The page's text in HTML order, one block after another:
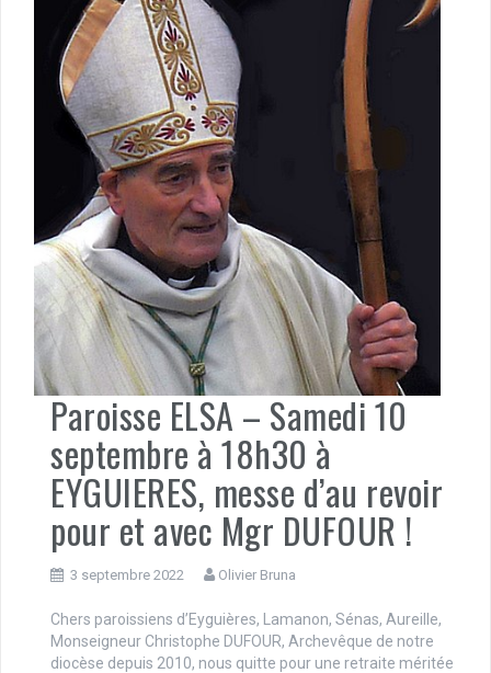
Paroisse ELSA – Samedi 10
septembre à 18h30 à
EYGUIERES, messe d’au revoir
pour et avec Mgr DUFOUR !
3 septembre 2022 Olivier Bruna
Chers paroissiens d’Eyguières, Lamanon, Sénas, Aureille,
Monseigneur Christophe DUFOUR, Archevêque de notre
diocèse depuis 2010, nous quitte pour une retraite méritée